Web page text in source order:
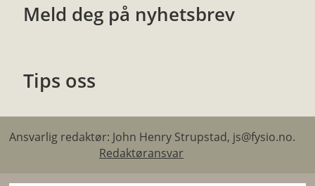
Meld deg på nyhetsbrev
Tips oss
Ansvarlig redaktør: John Henry Strupstad, js@fysio.no.
Redaktøransvar